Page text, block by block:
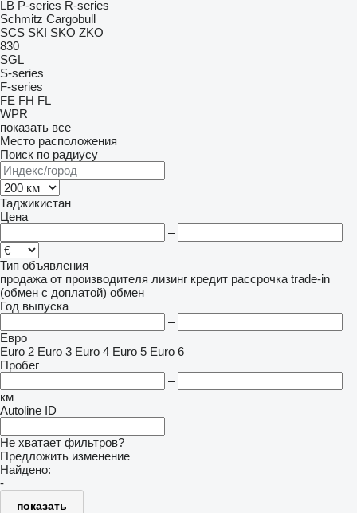
LB P-series R-series
Schmitz Cargobull
SCS SKI SKO ZKO
830
SGL
S-series
F-series
FE FH FL
WPR
показать все
Место расположения
Поиск по радиусу
Таджикистан
Цена
–
Тип объявления
продажа от производителя лизинг кредит рассрочка trade-in
(обмен с доплатой) обмен
Год выпуска
–
Евро
Euro 2 Euro 3 Euro 4 Euro 5 Euro 6
Пробег
–
км
Autoline ID
Не хватает фильтров?
Предложить изменение
Найдено:
-
показать